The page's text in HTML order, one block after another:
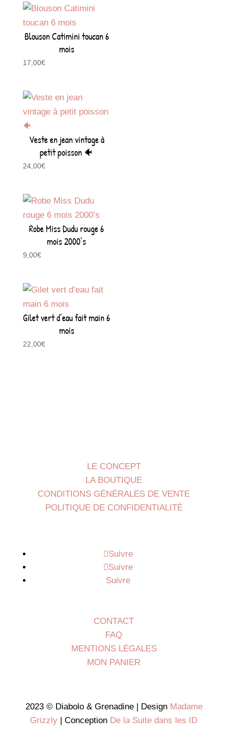
Blouson Catimini toucan 6
mois
17,00€
Veste en jean vintage à
petit poisson 🐠
24,00€
Robe Miss Dudu rouge 6
mois 2000’s
9,00€
Gilet vert d’eau fait main 6
mois
22,00€
LE CONCEPT
LA BOUTIQUE
CONDITIONS GÉNÉRALES DE VENTE
POLITIQUE DE CONFIDENTIALITÉ
Suivre
Suivre
Suivre
CONTACT
FAQ
MENTIONS LÉGALES
MON PANIER
2023 © Diabolo & Grenadine | Design Madame
Grizzly | Conception De la Suite dans les ID